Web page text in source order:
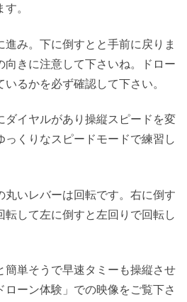
。
進み。下に倒すとと手前に戻りま
向きに注意して下さいね。ドロー
るかを必ず確認して下さい。
ダイヤルがあり操縦スピードを変
っくりなスピードモードで練習し
丸いレバーは回転です。右に倒す
転して左に倒すと左回りで回転し
簡単そうで早速タミーも操縦させ
ーン体験」での映像をご覧下さ